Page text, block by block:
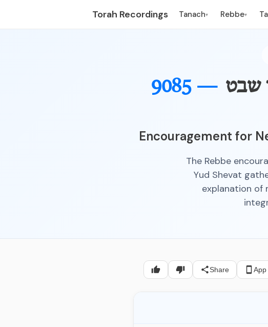
Torah Recordings Tanach▾ Rebbe▾
9085 — שבט
Encouragement for
The Rebbe
Yud Shevat
explanation of
Share App